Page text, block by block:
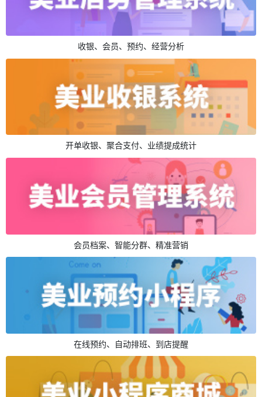
收银、会员、预约、经营分析
开单收银、聚合支付、业绩提成统计
会员档案、智能分群、精准营销
在线预约、自动排班、到店提醒